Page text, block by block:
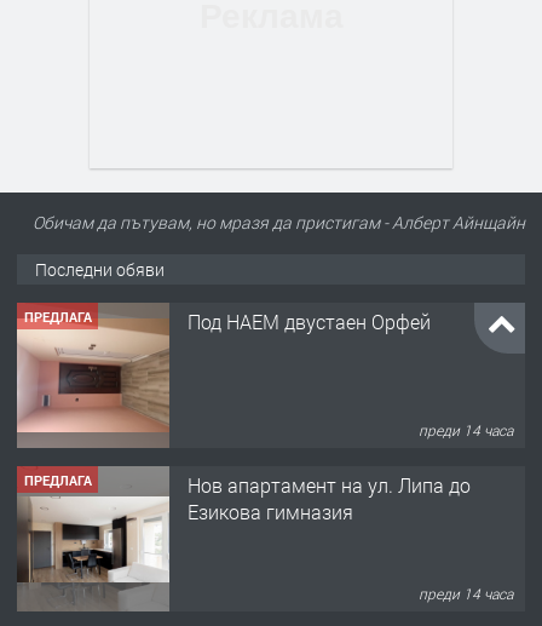
Обичам да пътувам, но мразя да пристигам - Алберт Айнщайн
Последни обяви
ПРЕДЛАГА Под НАЕМ двустаен Орфей
преди 14 часа
ПРЕДЛАГА
Нов апартамент на ул. Липа до
Езикова гимназия
преди 14 часа